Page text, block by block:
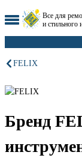
Все для
и стильного
FELIX
Бренд